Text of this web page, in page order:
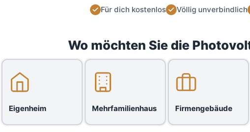
Für dich kostenlos Völlig unverbindlich
Wo möchten Sie die
Eigenheim Mehrfamilienhaus Firmengebäude